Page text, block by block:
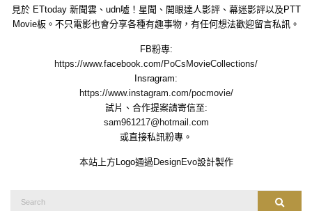
見於 ETtoday 新聞雲、udn噓！星聞、開眼達人影評、幕迷影評以及PTT
Movie板。不只電影也會分享各種有趣事物，有任何想法歡迎留言私訊。
FB粉專:
https://www.facebook.com/PoCsMovieCollections/
Insragram:
https://www.instagram.com/pocmovie/
試片、合作提案請寄信至:
sam961217@hotmail.com
或直接私訊粉專。
本站上方Logo通過DesignEvo設計製作
Search